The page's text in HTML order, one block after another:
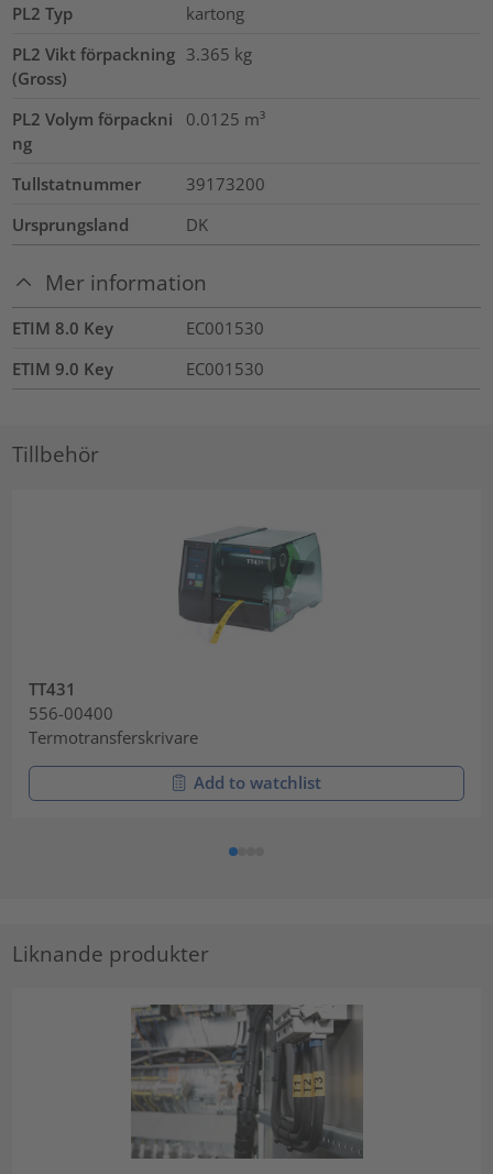
PL2 Typ
kartong
PL2 Vikt förpackning
(Gross)
3.365 kg
PL2 Volym förpackni
ng
0.0125 m³
Tullstatnummer
39173200
Ursprungsland
DK
Mer information
ETIM 8.0 Key
EC001530
ETIM 9.0 Key
EC001530
Tillbehör
TT431
556-00400
Termotransferskrivare
Add to watchlist
Liknande produkter